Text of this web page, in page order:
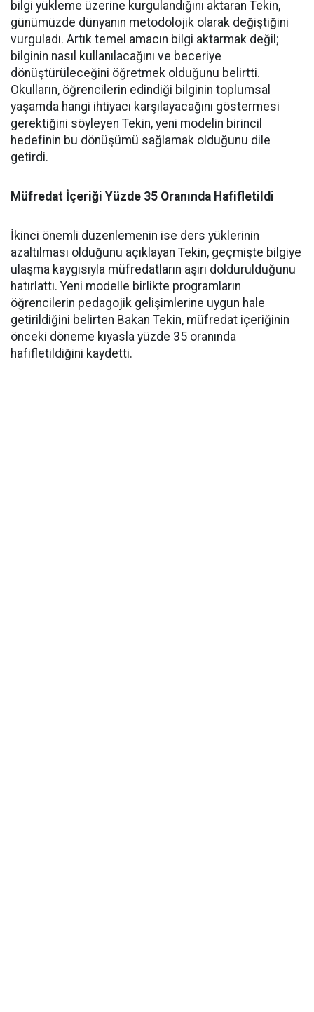
bilgi yükleme üzerine kurgulandığını aktaran Tekin,
günümüzde dünyanın metodolojik olarak değiştiğini
vurguladı. Artık temel amacın bilgi aktarmak değil;
bilginin nasıl kullanılacağını ve beceriye
dönüştürüleceğini öğretmek olduğunu belirtti.
Okulların, öğrencilerin edindiği bilginin toplumsal
yaşamda hangi ihtiyacı karşılayacağını göstermesi
gerektiğini söyleyen Tekin, yeni modelin birincil
hedefinin bu dönüşümü sağlamak olduğunu dile
getirdi.
Müfredat İçeriği Yüzde 35 Oranında Hafifletildi
İkinci önemli düzenlemenin ise ders yüklerinin
azaltılması olduğunu açıklayan Tekin, geçmişte bilgiye
ulaşma kaygısıyla müfredatların aşırı doldurulduğunu
hatırlattı. Yeni modelle birlikte programların
öğrencilerin pedagojik gelişimlerine uygun hale
getirildiğini belirten Bakan Tekin, müfredat içeriğinin
önceki döneme kıyasla yüzde 35 oranında
hafifletildiğini kaydetti.